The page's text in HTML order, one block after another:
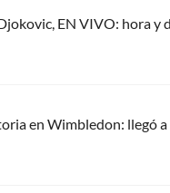
EN VIVO: hora
en Wimbledon: llegó